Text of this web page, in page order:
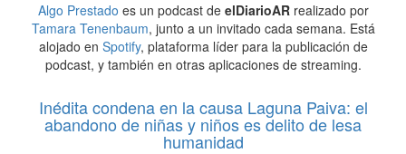
Algo Prestado es un podcast de elDiarioARrealizado por
Tamara Tenenbaum, junto a un invitado cada semana. Está
alojado en Spotify, plataforma líder para la publicación de
podcast, y también en otras aplicaciones de streaming.
Inédita condena en la causa Laguna Paiva: el
abandono de niñas y niños es delito de lesa
humanidad